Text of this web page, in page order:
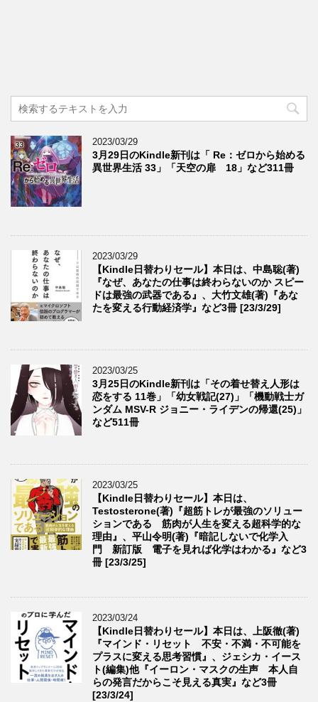
2023/03/29
3月29日のKindle新刊は「 Re：ゼロから始める
異世界生活 33」「天空の扉 18」など311冊
2023/03/29
【Kindle日替わりセール】本日は、中島聡(著)
『なぜ、あなたの仕事は終わらないのか スピー
ドは最強の武器である』、大竹文雄(著)『あな
たを変える行動経済学』など3冊 [23/3/29]
2023/03/25
3月25日のKindle新刊は「その着せ替え人形は
恋をする 11巻」「幼女戦記(27)」「機動戦士ガ
ンダム MSV-R ジョニー・ライデンの帰還(25)」
など511冊
2023/03/25
【Kindle日替わりセール】本日は、
Testosterone(著)『超筋トレが最強のソリュー
ションである 筋肉が人生を変える超科学的な
理由』、平山令明(著)『暗記しないで化学入
門 新訂版 電子を見れば化学はわかる』など3
冊 [23/3/25]
2023/03/24
【Kindle日替わりセール】本日は、上阪徹(著)
『マインド・リセット 不安・不満・不可能を
プラスに変える思考習慣』、ジェシカ・イース
ト(編集)他『イーロン・マスクの生声 本人自
らの発言だからこそ見える真実』など3冊
[23/3/24]